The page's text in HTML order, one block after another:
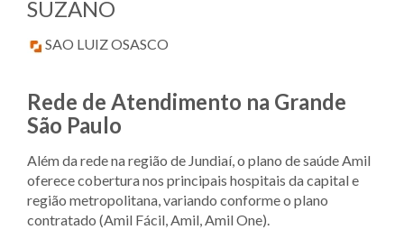
SUZANO
SAO LUIZ OSASCO
Rede de Atendimento na Grande
São Paulo
Além da rede na região de Jundiaí, o plano de saúde Amil
oferece cobertura nos principais hospitais da capital e
região metropolitana, variando conforme o plano
contratado (Amil Fácil, Amil, Amil One).